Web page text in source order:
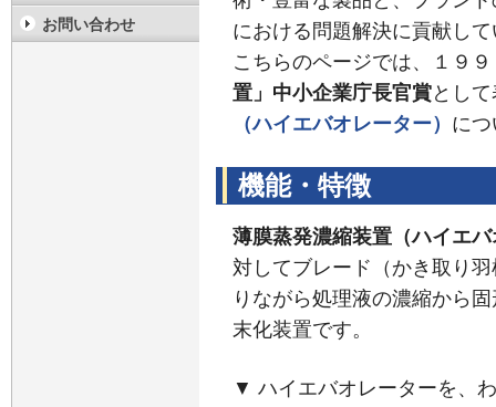
における問題解決に貢献し
こちらのページでは、１９
置」中小企業庁長官賞とし
（ハイエバオレーター） に
機能・特徴
薄膜蒸発濃縮装置（ハイエ
対してブレード（かき取り
りながら処理液の濃縮から
末化装置です。
▼ ハイエバオレーターを、
お問い合わせ